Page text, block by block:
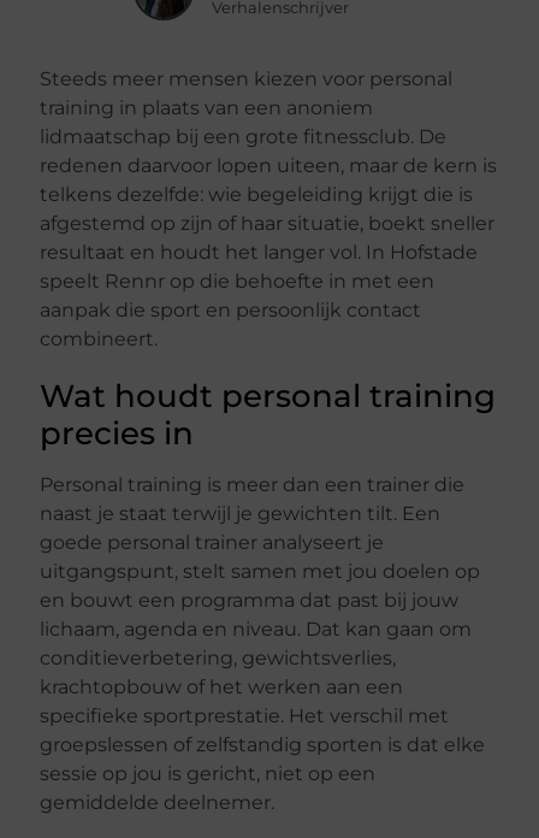
Verhalenschrijver
Steeds meer mensen kiezen voor personal
training in plaats van een anoniem
lidmaatschap bij een grote fitnessclub. De
redenen daarvoor lopen uiteen, maar de kern is
telkens dezelfde: wie begeleiding krijgt die is
afgestemd op zijn of haar situatie, boekt sneller
resultaat en houdt het langer vol. In Hofstade
speelt Rennr op die behoefte in met een
aanpak die sport en persoonlijk contact
combineert.
Wat houdt personal training
precies in
Personal training is meer dan een trainer die
naast je staat terwijl je gewichten tilt. Een
goede personal trainer analyseert je
uitgangspunt, stelt samen met jou doelen op
en bouwt een programma dat past bij jouw
lichaam, agenda en niveau. Dat kan gaan om
conditieverbetering, gewichtsverlies,
krachtopbouw of het werken aan een
specifieke sportprestatie. Het verschil met
groepslessen of zelfstandig sporten is dat elke
sessie op jou is gericht, niet op een
gemiddelde deelnemer.